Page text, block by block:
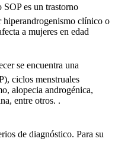
es un trastorno
hiperandrogenismo clínico o
a mujeres en edad
se encuentra una
ciclos menstruales
alopecia androgénica,
entre otros. .
de diagnóstico. Para su